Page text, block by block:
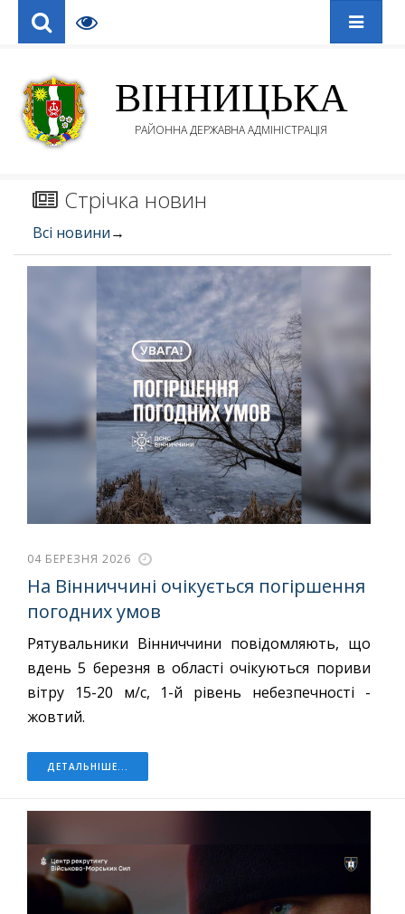
ВІННИЦЬКА
РАЙОННА ДЕРЖАВНА АДМІНІСТРАЦІЯ
Стрічка новин
Всі новини→
04 БЕРЕЗНЯ 2026
На Вінниччині очікується погіршення
погодних умов
Рятувальники Вінниччини повідомляють, що
вдень 5 березня в області очікуються пориви
вітру 15-20 м/с, 1-й рівень небезпечності -
жовтий.
ДЕТАЛЬНІШЕ...